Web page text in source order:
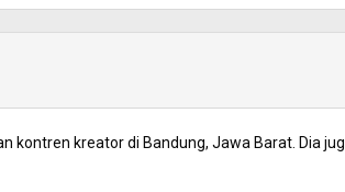
kontren kreator di Bandung, Jawa Barat. Dia